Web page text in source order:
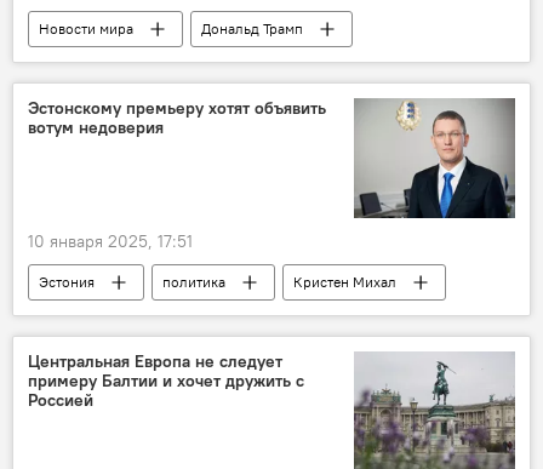
Новости мира
Дональд Трамп
Гренландия
Янис Гарисонс
Эстонскому премьеру хотят объявить
вотум недоверия
10 января 2025, 17:51
Эстония политика
Кристен Михал
Рийгикогу
Центристская партия Эстонии
Центральная Европа не следует
примеру Балтии и хочет дружить с
Россией